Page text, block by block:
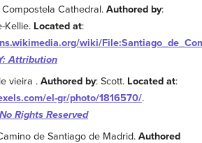
Compostela Cathedral.Authored by:
Kellie. Located at:
wiki/
Attribution
vieira .Authored by: Scott. Located at:
el-gr/photo/1816570/.
Rights Reserved
de Santiago de Madrid.Authored